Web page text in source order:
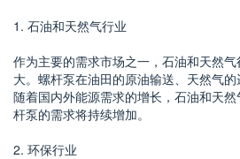
1. 石油和天然气行业
作为主要的需求市场之一，石油和天然
大。螺杆泵在油田的原油输送、天然气的
随着国内外能源需求的增长，石油和天
杆泵的需求将持续增加。
2. 环保行业